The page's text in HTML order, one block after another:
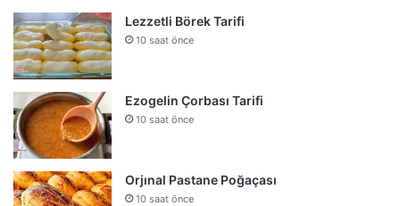
Lezzetli Börek Tarifi
10 saat önce
Ezogelin Çorbası Tarifi
10 saat önce
Orjınal Pastane Poğaçası
10 saat önce